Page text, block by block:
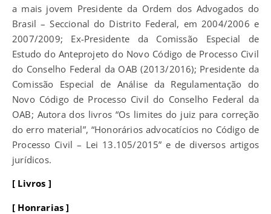
a mais jovem Presidente da Ordem dos Advogados do
Brasil – Seccional do Distrito Federal, em 2004/2006 e
2007/2009; Ex-Presidente da Comissão Especial de
Estudo do Anteprojeto do Novo Código de Processo Civil
do Conselho Federal da OAB (2013/2016); Presidente da
Comissão Especial de Análise da Regulamentação do
Novo Código de Processo Civil do Conselho Federal da
OAB; Autora dos livros “Os limites do juiz para correção
do erro material”, “Honorários advocatícios no Código de
Processo Civil – Lei 13.105/2015” e de diversos artigos
jurídicos.
[ Livros ]
[ Honrarias ]